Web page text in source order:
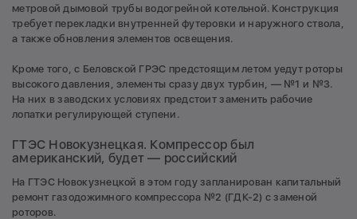
метровой дымовой трубы водогрейной котельной. Конструкция
требует перекладки внутренней футеровки и наружного ствола,
а также обновления элементов освещения.
Кроме того, с Беловской ГРЭС предстоящим летом уедут роторы
высокого давления, элементы сразу двух турбин, — №1 и №3.
На них в заводских условиях предстоит заменить рабочие
лопатки регулирующей ступени.
ГТЭС Новокузнецкая. Компрессор был
американский, будет — российский
На ГТЭС Новокузнецкой в этом году запланирован капитальный
ремонт газодожимного компрессора №2 (ГДК-2) с заменой
роторов.